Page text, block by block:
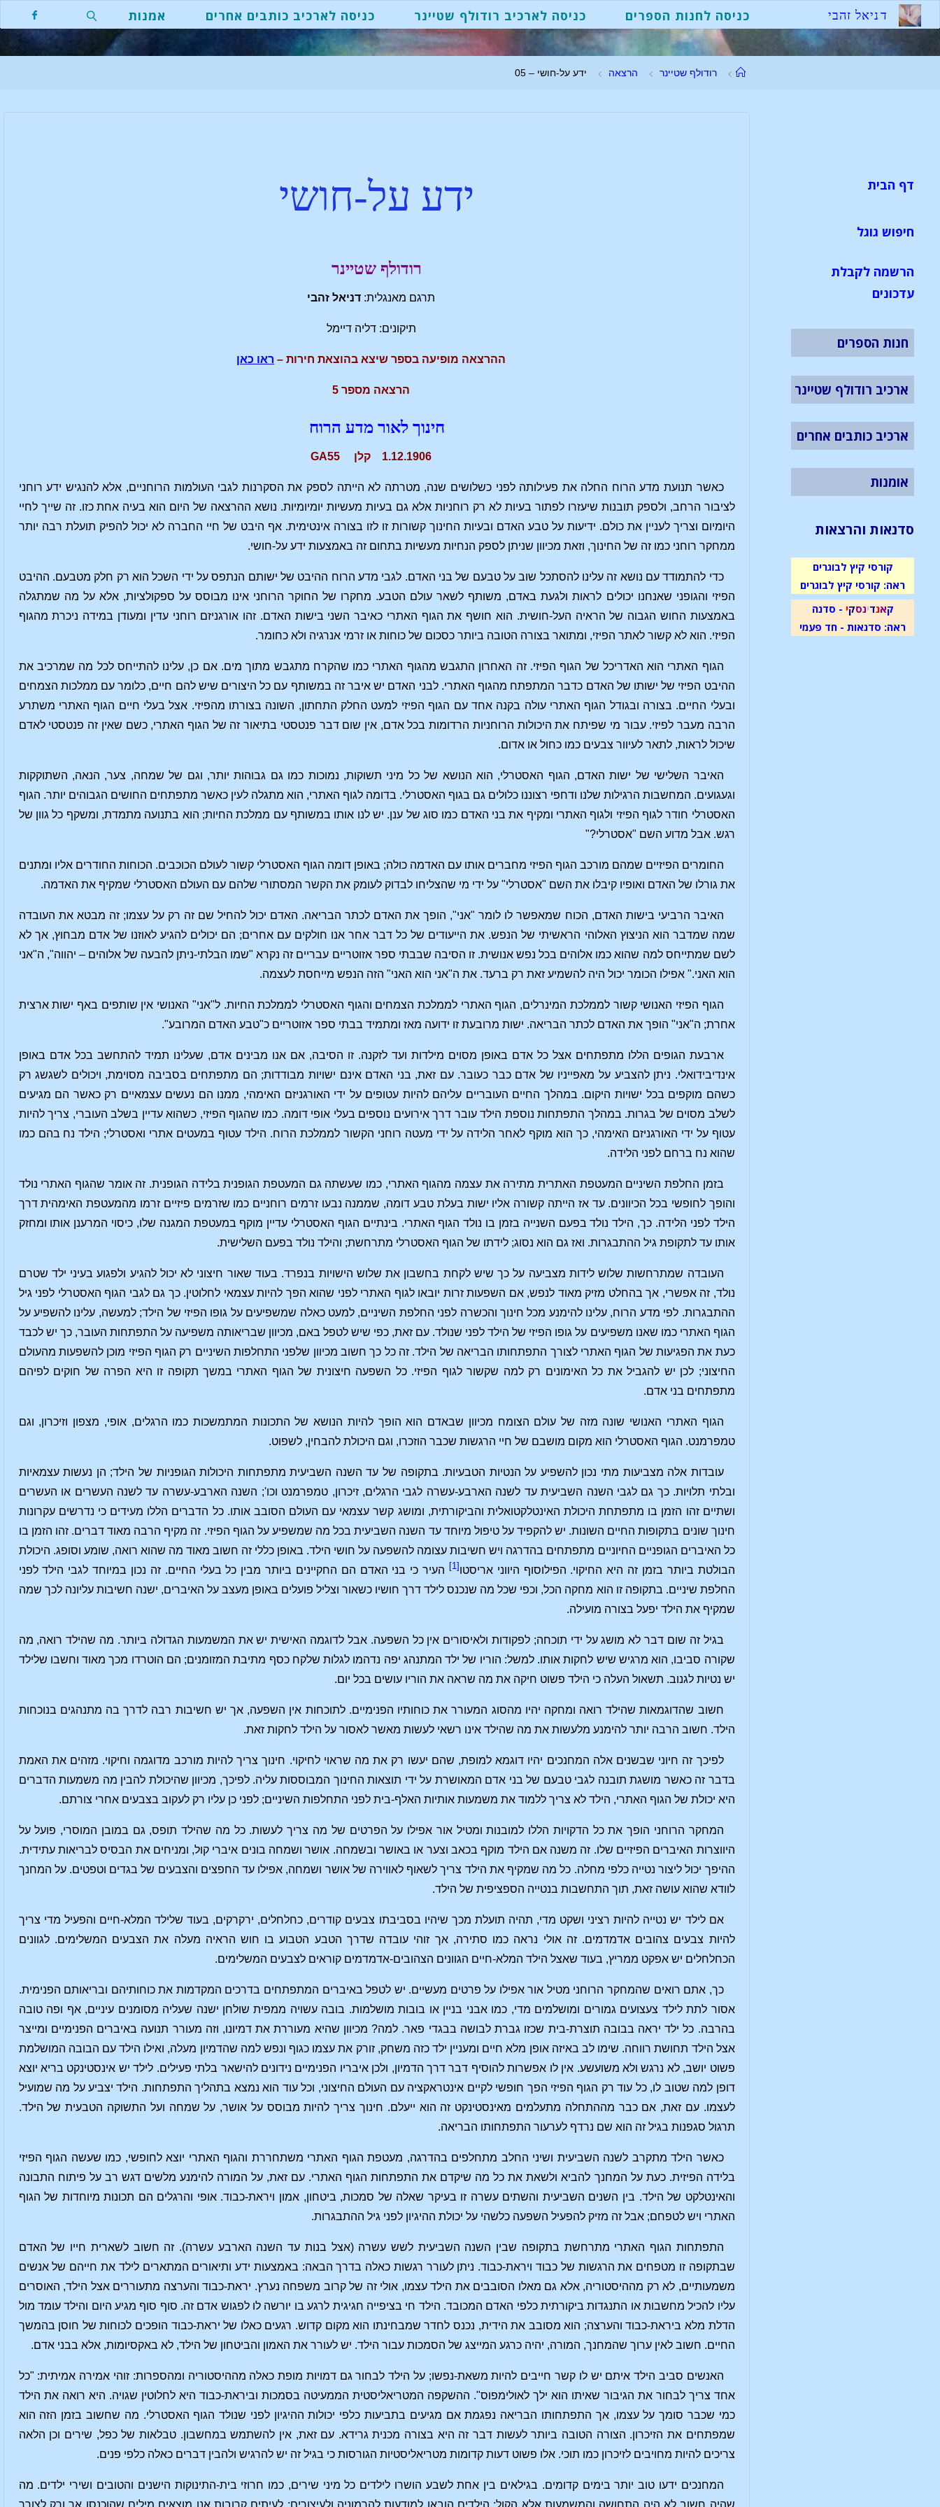
דניאל זהבי כניסה לחנות הספרים כניסה לארכיב רודולף שטיינר כניסה לארכיב כותבים אחרים אמנות
רודולף שטיינר הרצאה ידע על-חושי – 05
ידע על-חושי
רודולף שטיינר
תרגם מאנגלית: דניאל זהבי
תיקונים: דליה דיימל
ההרצאה מופיעה בספר שיצא בהוצאת חירות – ראו כאן
הרצאה מספר 5
חינוך לאור מדע הרוח
1.12.1906 קלן GA55
כאשר תנועת מדע הרוח החלה את פעילותה לפני כשלושים שנה, מטרתה לא הייתה לספק את הסקרנות לגבי העולמות הרוחניים, אלא להנגיש ידע רוחני
לציבור הרחב, ולספק תובנות שיעזרו לפתור בעיות לא רק רוחניות אלא גם בעיות מעשיות יומיומיות. נושא ההרצאה של היום הוא בעיה אחת כזו. זה שייך לחיי
היומיום וצריך לעניין את כולם. ידיעות על טבע האדם ובעיות החינוך קשורות זו לזו בצורה אינטימית. אף היבט של חיי החברה לא יכול להפיק תועלת רבה יותר
ממחקר רוחני כמו זה של החינוך, וזאת מכיוון שניתן לספק הנחיות מעשיות בתחום זה באמצעות ידע על-חושי.
כדי להתמודד עם נושא זה עלינו להסתכל שוב על טבעם של בני האדם. לגבי מדע הרוח ההיבט של ישותם הנתפס על ידי השכל הוא רק חלק מטבעם. ההיבט
הפיזי והגופני שאנחנו יכולים לראות ולגעת באדם, משותף לשאר עולם הטבע. מחקרו של החוקר הרוחני אינו מבוסס על ספקולציות, אלא על מה שמתגלה
באמצעות החוש הגבוה של הראיה העל-חושית. הוא חושף את הגוף האתרי כאיבר השני בישות האדם. זהו אורגניזם רוחני עדין ומעודן במידה ניכרת מהגוף
הפיזי. הוא לא קשור לאתר הפיזי, ומתואר בצורה הטובה ביותר כסכום של כוחות או זרמי אנרגיה ולא כחומר.
הגוף האתרי הוא האדריכל של הגוף הפיזי. זה האחרון התגבש מהגוף האתרי כמו שהקרח מתגבש מתוך מים. אם כן, עלינו להתייחס לכל מה שמרכיב את
ההיבט הפיזי של ישותו של האדם כדבר המתפתח מהגוף האתרי. לבני האדם יש איבר זה במשותף עם כל היצורים שיש להם חיים, כלומר עם ממלכות הצמחים
ובעלי החיים. בצורה ובגודל הגוף האתרי עולה בקנה אחד עם הגוף הפיזי למעט החלק התחתון, השונה בצורתו מהפיזי. אצל בעלי חיים הגוף האתרי משתרע
הרבה מעבר לפיזי. עבור מי שפיתח את היכולות הרוחניות הרדומות בכל אדם, אין שום דבר פנטסטי בתיאור זה של הגוף האתרי, כשם שאין זה פנטסטי לאדם
שיכול לראות, לתאר לעיוור צבעים כמו כחול או אדום.
האיבר השלישי של ישות האדם, הגוף האסטרלי, הוא הנושא של כל מיני תשוקות, נמוכות כמו גם גבוהות יותר, וגם של שמחה, צער, הנאה, השתוקקות
וגעגועים. המחשבות הרגילות שלנו ודחפי רצוננו כלולים גם בגוף האסטרלי. בדומה לגוף האתרי, הוא מתגלה לעין כאשר מתפתחים החושים הגבוהים יותר. הגוף
האסטרלי חודר לגוף הפיזי ולגוף האתרי ומקיף את בני האדם כמו סוג של ענן. יש לנו אותו במשותף עם ממלכת החיות; הוא בתנועה מתמדת, ומשקף כל גוון של
רגש. אבל מדוע השם "אסטרלי?"
החומרים הפיזיים שמהם מורכב הגוף הפיזי מחברים אותו עם האדמה כולה; באופן דומה הגוף האסטרלי קשור לעולם הכוכבים. הכוחות החודרים אליו ומתנים
את גורלו של האדם ואופיו קיבלו את השם "אסטרלי" על ידי מי שהצליחו לבדוק לעומק את הקשר המסתורי שלהם עם העולם האסטרלי שמקיף את האדמה.
האיבר הרביעי בישות האדם, הכוח שמאפשר לו לומר "אני", הופך את האדם לכתר הבריאה. האדם יכול להחיל שם זה רק על עצמו; זה מבטא את העובדה
שמה שמדבר הוא הניצוץ האלוהי הראשיתי של הנפש. את הייעודים של כל דבר אחר אנו חולקים עם אחרים; הם יכולים להגיע לאוזנו של אדם מבחוץ, אך לא
לשם שמתייחס למה שהוא כמו אלוהים בכל נפש אנושית. זו הסיבה שבבתי ספר אזוטריים עבריים זה נקרא "שמו הבלתי-ניתן להבעה של אלוהים – יהווה", ה"אני
הוא האני." אפילו הכומר יכול היה להשמיע זאת רק ברעד. את ה"אני הוא האני" הזה הנפש מייחסת לעצמה.
הגוף הפיזי האנושי קשור לממלכת המינרלים, הגוף האתרי לממלכת הצמחים והגוף האסטרלי לממלכת החיות. ל"אני" האנושי אין שותפים באף ישות ארצית
אחרת; ה"אני" הופך את האדם לכתר הבריאה. ישות מרובעת זו ידועה מאז ומתמיד בבתי ספר אזוטריים כ"טבע האדם המרובע".
ארבעת הגופים הללו מתפתחים אצל כל אדם באופן מסוים מילדות ועד לזקנה. זו הסיבה, אם אנו מבינים אדם, שעלינו תמיד להתחשב בכל אדם באופן
אינדיבידואלי. ניתן להצביע על מאפייניו של אדם כבר כעובר. עם זאת, בני האדם אינם ישויות מבודדות; הם מתפתחים בסביבה מסוימת, ויכולים לשגשג רק
כשהם מוקפים בכל ישויות היקום. במהלך החיים העובריים עליהם להיות עטופים על ידי האורגניזם האימהי, ממנו הם נעשים עצמאיים רק כאשר הם מגיעים
לשלב מסוים של בגרות. במהלך התפתחות נוספת הילד עובר דרך אירועים נוספים בעלי אופי דומה. כמו שהגוף הפיזי, כשהוא עדיין בשלב העוברי, צריך להיות
עטוף על ידי האורגניזם האימהי, כך הוא מוקף לאחר הלידה על ידי מעטה רוחני הקשור לממלכת הרוח. הילד עטוף במעטים אתרי ואסטרלי; הילד נח בהם כמו
שהוא נח ברחם לפני הלידה.
בזמן החלפת השיניים המעטפת האתרית מתירה את עצמה מהגוף האתרי, כמו שעשתה גם המעטפת הגופנית בלידה הגופנית. זה אומר שהגוף האתרי נולד
והופך לחופשי בכל הכיוונים. עד אז הייתה קשורה אליו ישות בעלת טבע דומה, שממנה נבעו זרמים רוחניים כמו שזרמים פיזיים זרמו מהמעטפת האימהית דרך
הילד לפני הלידה. כך, הילד נולד בפעם השנייה בזמן בו נולד הגוף האתרי. בינתיים הגוף האסטרלי עדיין מוקף במעטפת המגנה שלו, כיסוי המרענן אותו ומחזק
אותו עד לתקופת גיל ההתבגרות. ואז גם הוא נסוג; לידתו של הגוף האסטרלי מתרחשת; והילד נולד בפעם השלישית.
העובדה שמתרחשות שלוש לידות מצביעה על כך שיש לקחת בחשבון את שלוש הישויות בנפרד. בעוד שאור חיצוני לא יכול להגיע ולפגוע בעיני ילד שטרם
נולד, זה אפשרי, אך בהחלט מזיק מאוד לנפש, אם השפעות זרות יובאו לגוף האתרי לפני שהוא הפך להיות עצמאי לחלוטין. כך גם לגבי הגוף האסטרלי לפני גיל
ההתבגרות. לפי מדע הרוח, עלינו להימנע מכל חינוך והכשרה לפני החלפת השיניים, למעט כאלה שמשפיעים על גופו הפיזי של הילד; למעשה, עלינו להשפיע על
הגוף האתרי כמו שאנו משפיעים על גופו הפיזי של הילד לפני שנולד. עם זאת, כפי שיש לטפל באם, מכיוון שבריאותה משפיעה על התפתחות העובר, כך יש לכבד
כעת את הפגיעות של הגוף האתרי לצורך התפתחותו הבריאה של הילד. זה כל כך חשוב מכיוון שלפני התחלפות השיניים רק הגוף הפיזי מוכן להשפעות מהעולם
החיצוני; לכן יש להגביל את כל האימונים רק למה שקשור לגוף הפיזי. כל השפעה חיצונית של הגוף האתרי במשך תקופה זו היא הפרה של חוקים לפיהם
מתפתחים בני אדם.
הגוף האתרי האנושי שונה מזה של עולם הצומח מכיוון שבאדם הוא הופך להיות הנושא של התכונות המתמשכות כמו הרגלים, אופי, מצפון וזיכרון, וגם
טמפרמנט. הגוף האסטרלי הוא מקום מושבם של חיי הרגשות שכבר הוזכרו, וגם היכולת להבחין, לשפוט.
עובדות אלה מצביעות מתי נכון להשפיע על הנטיות הטבעיות. בתקופה של עד השנה השביעית מתפתחות היכולות הגופניות של הילד; הן נעשות עצמאיות
ובלתי תלויות. כך גם לגבי השנה השביעית עד לשנה הארבע-עשרה לגבי הרגלים, זיכרון, טמפרמנט וכו'; השנה הארבע-עשרה עד לשנה העשרים או העשרים
ושתיים זהו הזמן בו מתפתחת היכולת האינטלקטואלית והביקורתית, ומושג קשר עצמאי עם העולם הסובב אותו. כל הדברים הללו מעידים כי נדרשים עקרונות
חינוך שונים בתקופות החיים השונות. יש להקפיד על טיפול מיוחד עד השנה השביעית בכל מה שמשפיע על הגוף הפיזי. זה מקיף הרבה מאוד דברים. זהו הזמן בו
כל האיברים הגופניים החיוניים מתפתחים בהדרגה ויש חשיבות עצומה להשפעה על חושי הילד. באופן כללי זה חשוב מאוד מה שהוא רואה, שומע וסופג. היכולת
הבולטת ביותר בזמן זה היא החיקוי. הפילוסוף היווני אריסטו [1]
העיר כי בני האדם הם החקיינים ביותר מבין כל בעלי החיים. זה נכון במיוחד לגבי הילד לפני
החלפת שיניים. בתקופה זו הוא מחקה הכל, וכפי שכל מה שנכנס לילד דרך חושיו כשאור וצליל פועלים באופן מעצב על האיברים, ישנה חשיבות עליונה לכך שמה
שמקיף את הילד יפעל בצורה מועילה.
בגיל זה שום דבר לא מושג על ידי תוכחה; לפקודות ולאיסורים אין כל השפעה. אבל לדוגמה האישית יש את המשמעות הגדולה ביותר. מה שהילד רואה, מה
שקורה סביבו, הוא מרגיש שיש לחקות אותו. למשל: הוריו של ילד המתנהג יפה נדהמו לגלות שלקח כסף מתיבת המזומנים; הם הוטרדו מכך מאוד וחשבו שלילד
יש נטיות לגנוב. תשאול העלה כי הילד פשוט חיקה את מה שראה את הוריו עושים בכל יום.
חשוב שהדוגמאות שהילד רואה ומחקה יהיו מהסוג המעורר את כוחותיו הפנימיים. לתוכחות אין השפעה, אך יש חשיבות רבה לדרך בה מתנהגים בנוכחות
הילד. חשוב הרבה יותר להימנע מלעשות את מה שהילד אינו רשאי לעשות מאשר לאסור על הילד לחקות זאת.
לפיכך זה חיוני שבשנים אלה המחנכים יהיו דוגמא למופת, שהם יעשו רק את מה שראוי לחיקוי. חינוך צריך להיות מורכב מדוגמה וחיקוי. מזהים את האמת
בדבר זה כאשר מושגת תובנה לגבי טבעם של בני אדם המאושרת על ידי תוצאות החינוך המבוססות עליה. לפיכך, מכיוון שהיכולת להבין מה משמעות הדברים
היא יכולת של הגוף האתרי, הילד לא צריך ללמוד את משמעות אותיות האלף-בית לפני התחלפות השיניים; לפני כן עליו רק לעקוב בצבעים אחרי צורתם.
המחקר הרוחני הופך את כל הדקויות הללו למובנות ומטיל אור אפילו על הפרטים של מה צריך לעשות. כל מה שהילד תופס, גם במובן המוסרי, פועל על
היווצרות האיברים הפיזיים שלו. זה משנה אם הילד מוקף בכאב וצער או באושר ובשמחה. אושר ושמחה בונים איברי קול, ומניחים את הבסיס לבריאות עתידית.
ההיפך יכול ליצור נטייה כלפי מחלה. כל מה שמקיף את הילד צריך לשאוף לאווירה של אושר ושמחה, אפילו עד החפצים והצבעים של בגדים וטפטים. על המחנך
לוודא שהוא עושה זאת, תוך התחשבות בנטייה הספציפית של הילד.
אם לילד יש נטייה להיות רציני ושקט מדי, תהיה תועלת מכך שיהיו בסביבתו צבעים קודרים, כחלחלים, ירקרקים, בעוד שלילד המלא-חיים והפעיל מדי צריך
להיות צבעים צהובים אדמדמים. זה אולי נראה כמו סתירה, אך זוהי עובדה שדרך הטבע הטבוע בו חוש הראיה מעלה את הצבעים המשלימים. לגוונים
הכחלחלים יש אפקט ממריץ, בעוד שאצל הילד המלא-חיים הגוונים הצהובים-אדמדמים קוראים לצבעים המשלימים.
כך, אתם רואים שהמחקר הרוחני מטיל אור אפילו על פרטים מעשיים. יש לטפל באיברים המתפתחים בדרכים המקדמות את כוחותיהם ובריאותם הפנימית.
אסור לתת לילד צעצועים גמורים ומושלמים מדי, כמו אבני בניין או בובות מושלמות. בובה עשויה ממפית שולחן ישנה שעליה מסומנים עיניים, אף ופה טובה
בהרבה. כל ילד יראה בבובה תוצרת-בית שכזו גברת לבושה בבגדי פאר. למה? מכיוון שהיא מעוררת את דמיונו, וזה מעורר תנועה באיברים הפנימיים ומייצר
אצל הילד תחושת רווחה. שימו לב באיזה אופן מלא חיים ומעניין ילד כזה משחק, זורק את עצמו כגוף ונפש למה שהדמיון מעלה, ואילו הילד עם הבובה המושלמת
פשוט יושב, לא נרגש ולא משועשע. אין לו אפשרות להוסיף דבר דרך הדמיון, ולכן איבריו הפנימיים נידונים להישאר בלתי פעילים. לילד יש אינסטינקט בריא יוצא
דופן למה שטוב לו, כל עוד רק הגוף הפיזי הפך חופשי לקיים אינטראקציה עם העולם החיצוני, וכל עוד הוא נמצא בתהליך התפתחות. הילד יצביע על מה שמועיל
לעצמו. עם זאת, אם כבר מההתחלה מתעלמים מאינסטינקט זה הוא ייעלם. חינוך צריך להיות מבוסס על אושר, על שמחה ועל התשוקה הטבעית של הילד.
תרגול סגפנות בגיל זה הוא שם נרדף לערעור התפתחותו הבריאה.
כאשר הילד מתקרב לשנה השביעית ושיני החלב מתחלפים בהדרגה, מעטפת הגוף האתרי משתחררת והגוף האתרי יוצא לחופשי, כמו שעשה הגוף הפיזי
בלידה הפיזית. כעת על המחנך להביא ולשאת את כל מה שיקדם את התפתחות הגוף האתרי. עם זאת, על המורה להימנע מלשים דגש רב על פיתוח התבונה
והאינטלקט של הילד. בין השנים השביעית והשתים עשרה זו בעיקר שאלה של סמכות, ביטחון, אמון ויראת-כבוד. אופי והרגלים הם תכונות מיוחדות של הגוף
האתרי ויש לטפחם; אבל זה מזיק להפעיל השפעה כלשהי על יכולת ההיגיון לפני גיל ההתבגרות.
התפתחות הגוף האתרי מתרחשת בתקופה שבין השנה השביעית לשש עשרה (אצל בנות עד השנה הארבע עשרה). זה חשוב לשארית חייו של האדם
שבתקופה זו מטפחים את הרגשות של כבוד ויראת-כבוד. ניתן לעורר רגשות כאלה בדרך הבאה: באמצעות ידע ותיאורים המתארים לילד את חייהם של אנשים
משמעותיים, לא רק מההיסטוריה, אלא גם מאלו הסובבים את הילד עצמו, אולי זה של קרוב משפחה נערץ. יראת-כבוד והערצה מתעוררים אצל הילד, האוסרים
עליו להכיל מחשבות או התנגדות ביקורתית כלפי האדם המכובד. הילד חי בציפייה חגיגית לרגע בו יורשה לו לפגוש אדם זה. סוף סוף מגיע היום והילד עומד מול
הדלת מלא ביראת-כבוד והערצה; הוא מסובב את הידית, נכנס לחדר שמבחינתו הוא מקום קדוש. רגעים כאלו של יראת-כבוד הופכים לכוחות של חוסן בהמשך
החיים. חשוב לאין ערוך שהמחנך, המורה, יהיה כרגע המייצג של הסמכות עבור הילד. יש לעורר את האמון והביטחון של הילד, לא באקסיומות, אלא בבני אדם.
האנשים סביב הילד איתם יש לו קשר חייבים להיות משאת-נפשו; על הילד לבחור גם דמויות מופת כאלה מההיסטוריה ומהספרות: זוהי אמירה אמיתית: "כל
אחד צריך לבחור את הגיבור שאיתו הוא ילך לאולימפוס". ההשקפה המטריאליסטית הממעיטה בסמכות וביראת-כבוד היא לחלוטין שגויה. היא רואה את הילד
כמי שכבר סומך על עצמו, אך התפתחותו הבריאה נפגמת אם מגיעים בתביעות כלפי יכולות ההיגיון לפני שנולד הגוף האסטרלי. מה שחשוב בזמן הזה הוא
שמפתחים את הזיכרון. הצורה הטובה ביותר לעשות דבר זה היא בצורה מכנית גרידא. עם זאת, אין להשתמש במחשבון. טבלאות של כפל, שירים וכן הלאה
צריכים להיות מחויבים לזיכרון כמו תוכי. אלו פשוט דעות קדומות מטריאליסטיות הגורסות כי בגיל זה יש להרגיש ולהבין דברים כאלה כלפי פנים.
המחנכים ידעו טוב יותר בימים קדומים. בגילאים בין אחת לשבע הושרו לילדים כל מיני שירים, כמו חרוזי בית-התינוקות הישנים והטובים ושירי ילדים. מה
שהיה חשוב לא היה התחושה והמשמעות אלא הקול; הילדים הובאו למודעות להרמוניה ולעיצורים; לעיתים קרובות אנו מוצאים מילים שהוכנסו אך ורק לצורך
דף הבית
חיפוש גוגל
הרשמה לקבלת
עדכונים
חנות הספרים
ארכיב רודולף שטיינר
ארכיב כותבים אחרים
אומנות
סדנאות והרצאות
קורסי קיץ לבוגרים
ראה: קורסי קיץ לבוגרים
קאנדינסקי - סדנה
ראה: סדנאות - חד פעמי